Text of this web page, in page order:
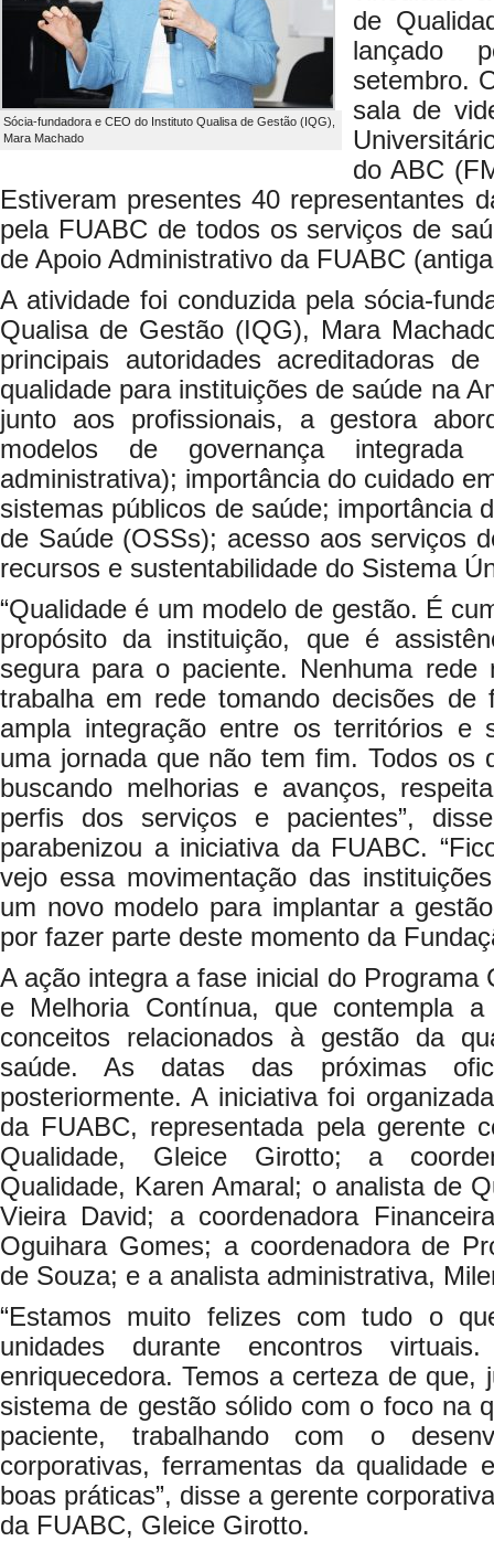
Sócia-fundadora e CEO do Instituto Qualisa de Gestão (IQG),
Mara Machado
de
lançado
setembro.
sala de
do ABC
Estiveram presentes 40 representantes
pela FUABC de todos os serviços de
de Apoio Administrativo da FUABC
A atividade foi conduzida pela sócia-
Qualisa de Gestão (IQG), Mara
principais autoridades acreditadoras
qualidade para instituições de saúde na
junto aos profissionais, a gestora
modelos de governança
administrativa); importância do cuidado
sistemas públicos de saúde; importância
de Saúde (OSSs); acesso aos serviços
recursos e sustentabilidade do Sistema
“Qualidade é um modelo de gestão. É
propósito da instituição, que é
segura para o paciente. Nenhuma rede
trabalha em rede tomando decisões de
ampla integração entre os territórios e
uma jornada que não tem fim. Todos os
buscando melhorias e avanços,
perfis dos serviços e pacientes”,
parabenizou a iniciativa da FUABC.
vejo essa movimentação das
um novo modelo para implantar a
por fazer parte deste momento da
A ação integra a fase inicial do Programa
e Melhoria Contínua, que contempla
conceitos relacionados à gestão da
saúde. As datas das próximas
posteriormente. A iniciativa foi
da FUABC, representada pela gerente
Qualidade, Gleice Girotto; a
Qualidade, Karen Amaral; o analista de
Vieira David; a coordenadora
Oguihara Gomes; a coordenadora de
de Souza; e a analista administrativa,
“Estamos muito felizes com tudo o
unidades durante encontros
enriquecedora. Temos a certeza de que,
sistema de gestão sólido com o foco na
paciente, trabalhando com o
corporativas, ferramentas da qualidade
boas práticas”, disse a gerente
da FUABC, Gleice Girotto.